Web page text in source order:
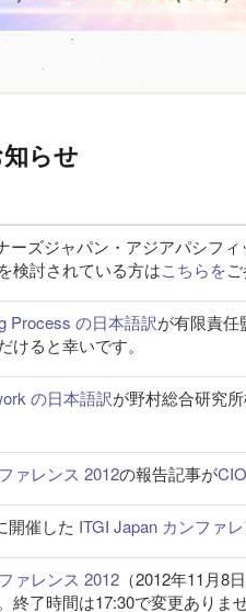
らせ
ーズジャパン・アジアパシフ
検討されている方はこちらを
Process の日本語訳が有限責任
けると幸いです。
の日本語訳が野村総合研究
ァレンス 2012の報告記事が
開催した ITGI Japan カンファ
ァレンス 2012 （2012年11月8
終了時間は17:30で変更ありませ